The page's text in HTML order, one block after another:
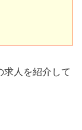
求人を紹介して